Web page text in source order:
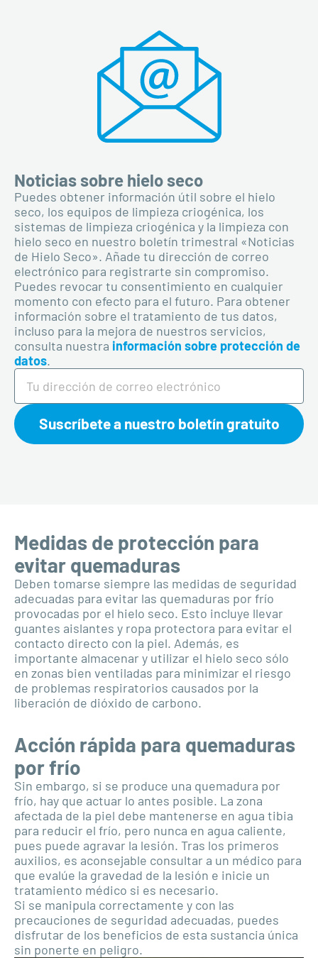
Noticias sobre hielo seco
Puedes obtener información útil sobre el hielo
seco, los equipos de limpieza criogénica, los
sistemas de limpieza criogénica y la limpieza con
hielo seco en nuestro boletín trimestral «Noticias
de Hielo Seco». Añade tu dirección de correo
electrónico para registrarte sin compromiso.
Puedes revocar tu consentimiento en cualquier
momento con efecto para el futuro. Para obtener
información sobre el tratamiento de tus datos,
incluso para la mejora de nuestros servicios,
consulta nuestra información sobre protección de
datos.
Suscríbete a nuestro boletín gratuito
Medidas de protección para
evitar quemaduras
Deben tomarse siempre las medidas de seguridad
adecuadas para evitar las quemaduras por frío
provocadas por el hielo seco. Esto incluye llevar
guantes aislantes y ropa protectora para evitar el
contacto directo con la piel. Además, es
importante almacenar y utilizar el hielo seco sólo
en zonas bien ventiladas para minimizar el riesgo
de problemas respiratorios causados por la
liberación de dióxido de carbono.
Acción rápida para quemaduras
por frío
Sin embargo, si se produce una quemadura por
frío, hay que actuar lo antes posible. La zona
afectada de la piel debe mantenerse en agua tibia
para reducir el frío, pero nunca en agua caliente,
pues puede agravar la lesión. Tras los primeros
auxilios, es aconsejable consultar a un médico para
que evalúe la gravedad de la lesión e inicie un
tratamiento médico si es necesario.
Si se manipula correctamente y con las
precauciones de seguridad adecuadas, puedes
disfrutar de los beneficios de esta sustancia única
sin ponerte en peligro.